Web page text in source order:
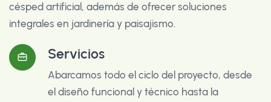
césped artificial, además de ofrecer soluciones
integrales en jardinería y paisajismo.
Servicios
Abarcamos todo el ciclo del proyecto, desde
el diseño funcional y técnico hasta la